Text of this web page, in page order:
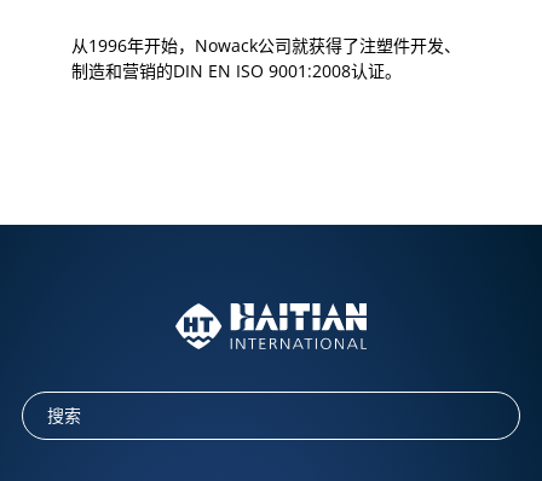
从1996年开始，Nowack公司就获得了注塑件开发、
制造和营销的DIN EN ISO 9001:2008认证。